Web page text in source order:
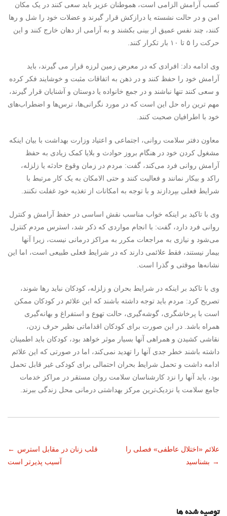
کسب آرامش الزامی است، هموطنان عزیز باید سعی کنند در یک مکان
امن و در حالت نشسته یا درازکش قرار گیرند و عضلات خود را شل و رها
کنند، چند نفس عمیق از بینی بکشند و به آرامی از دهان خارج کنند و این
حرکت را ۵ تا ۱۰ بار تکرار کنند.
وی ادامه داد: افرادی که در معرض زمین لرزه قرار می گیرند، باید
آرامش خود را حفظ کنند و در ذهن به اتفاقات مثبت و خوشایند فکر کرده
و سعی کنند تنها نباشند و در جمع خانواده یا دوستان و آشنایان قرار گیرند،
مهم ترین راه حل این است که در مورد نگرانی‌ها، ترس‌ها و اضطراب‌های
خود با اطرافیان صحبت کنند.
معاون دفتر سلامت روانی، اجتماعی و اعتیاد وزارت بهداشت با بیان اینکه
مشغول کردن خود در هنگام بروز حوادث و بلایا کمک زیادی به حفظ
آرامش روانی فرد می‌کند، گفت: مردم در زمان وقوع حادثه یا زلزله،
راکد و بیکار نمانند و فعالیت کنند و حتی الامکان به یک کار مرتبط با
شرایط فعلی بپردازند و با توجه به امکانات از تغذیه خود غفلت نکنند.
وی با تاکید بر اینکه خواب مناسب نقش اساسی در حفظ آرامش و کنترل
روانی فرد دارد، گفت: با انجام مواردی که ذکر شد، استرس مردم کنترل
می‌شود و نیازی به مراجعات مکرر به مراکز درمانی نیست، زیرا آنها
بیمار نیستند، فقط علائمی دارند که در شرایط فعلی طبیعی است، اما این
نشانه‌ها موقتی و گذرا است.
وی با تاکید بر اینکه در شرایط بحران و زلزله، کودکان نباید رها شوند،
تصریح کرد: مردم باید توجه داشته باشند که این علائم در کودکان ممکن
است با پرخاشگری، گوشه‌گیری، حالت تهوع و استفراغ و بهانه‌گیری
همراه باشد. در این صورت برای کودکان اقداماتی نظیر حرف زدن،
نقاشی کشیدن و همراهی آنها بسیار موثر خواهد بود، کودکان باید اطمینان
داشته باشند خطر جدی آنها را تهدید نمی‌کند، اما در صورتی که این علائم
ادامه داشت و تحمل شرایط بحران احتمالی برای کودکی غیر قابل تحمل
بود، باید آنها را نزد کارشناسان سلامت روان مستقر در مراکز خدمات
جامع سلامت یا نزدیک‌ترین مرکز بهداشتی درمانی محل زندگی ببرند.
ناوبری
← قلب زنان در مقابل استرس
آسیب پذیرتر است
علائم «اختلال عاطفی» فصلی را
بشناسید →
توصیه شده ها